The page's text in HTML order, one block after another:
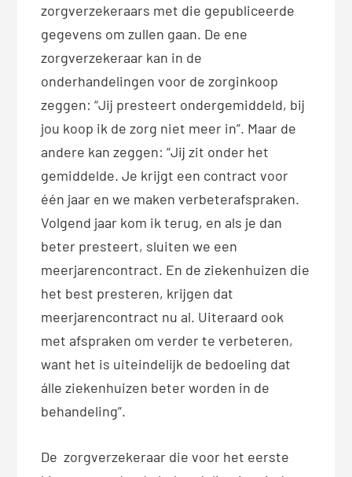
zorgverzekeraars met die gepubliceerde
gegevens om zullen gaan. De ene
zorgverzekeraar kan in de
onderhandelingen voor de zorginkoop
zeggen: “Jij presteert ondergemiddeld, bij
jou koop ik de zorg niet meer in”. Maar de
andere kan zeggen: “Jij zit onder het
gemiddelde. Je krijgt een contract voor
één jaar en we maken verbeterafspraken.
Volgend jaar kom ik terug, en als je dan
beter presteert, sluiten we een
meerjarencontract. En de ziekenhuizen die
het best presteren, krijgen dat
meerjarencontract nu al. Uiteraard ook
met afspraken om verder te verbeteren,
want het is uiteindelijk de bedoeling dat
álle ziekenhuizen beter worden in de
behandeling”.
De zorgverzekeraar die voor het eerste